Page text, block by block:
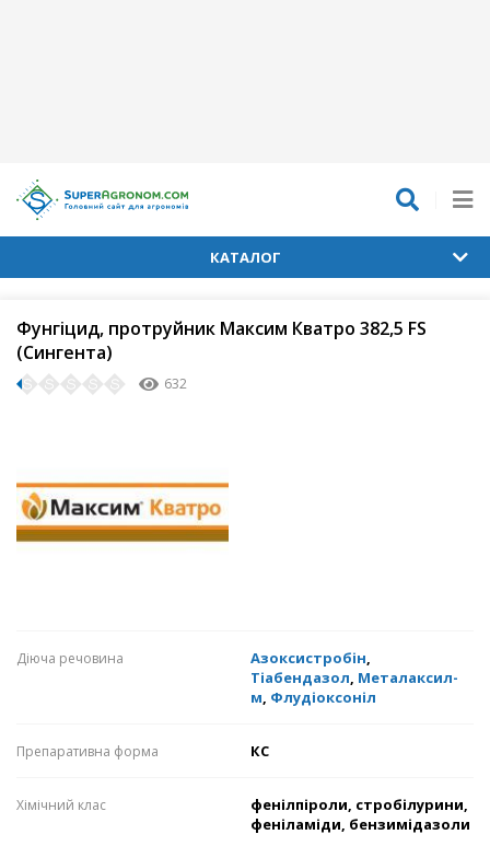
КАТАЛОГ
Фунгіцид, протруйник Максим Кватро 382,5 FS
(Сингента)
632
Діюча речовина Азоксистробін,
Тіабендазол, Металаксил-
м, Флудіоксоніл
Препаративна форма КС
Хімічний клас
фенілпіроли, стробілурини,
феніламіди, бензимідазоли